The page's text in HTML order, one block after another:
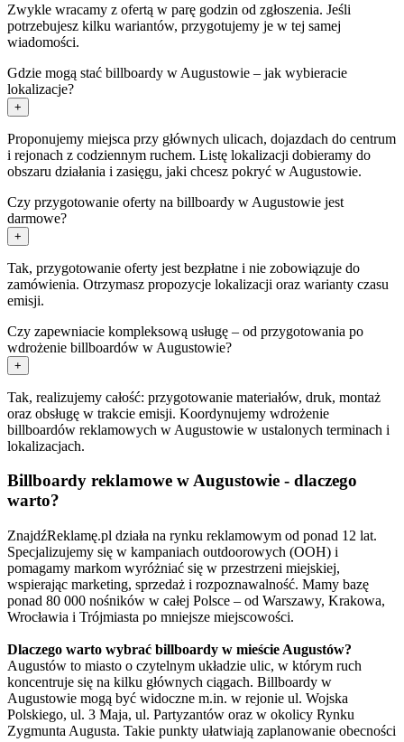
Zwykle wracamy z ofertą w parę godzin od zgłoszenia. Jeśli
potrzebujesz kilku wariantów, przygotujemy je w tej samej
wiadomości.
Gdzie mogą stać billboardy w Augustowie – jak wybieracie
lokalizacje?
+
Proponujemy miejsca przy głównych ulicach, dojazdach do centrum
i rejonach z codziennym ruchem. Listę lokalizacji dobieramy do
obszaru działania i zasięgu, jaki chcesz pokryć w Augustowie.
Czy przygotowanie oferty na billboardy w Augustowie jest
darmowe?
+
Tak, przygotowanie oferty jest bezpłatne i nie zobowiązuje do
zamówienia. Otrzymasz propozycje lokalizacji oraz warianty czasu
emisji.
Czy zapewniacie kompleksową usługę – od przygotowania po
wdrożenie billboardów w Augustowie?
+
Tak, realizujemy całość: przygotowanie materiałów, druk, montaż
oraz obsługę w trakcie emisji. Koordynujemy wdrożenie
billboardów reklamowych w Augustowie w ustalonych terminach i
lokalizacjach.
Billboardy reklamowe w Augustowie - dlaczego
warto?
ZnajdźReklamę.pl działa na rynku reklamowym od ponad 12 lat.
Specjalizujemy się w kampaniach outdoorowych (OOH) i
pomagamy markom wyróżniać się w przestrzeni miejskiej,
wspierając marketing, sprzedaż i rozpoznawalność. Mamy bazę
ponad 80 000 nośników w całej Polsce – od Warszawy, Krakowa,
Wrocławia i Trójmiasta po mniejsze miejscowości.
Dlaczego warto wybrać billboardy w mieście Augustów?
Augustów to miasto o czytelnym układzie ulic, w którym ruch
koncentruje się na kilku głównych ciągach. Billboardy w
Augustowie mogą być widoczne m.in. w rejonie ul. Wojska
Polskiego, ul. 3 Maja, ul. Partyzantów oraz w okolicy Rynku
Zygmunta Augusta. Takie punkty ułatwiają zaplanowanie obecności